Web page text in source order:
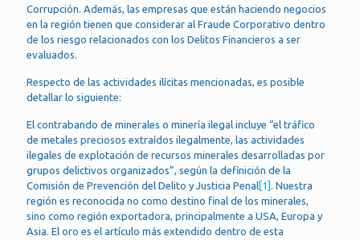
Corrupción. Además, las empresas que están haciendo negocios
en la región tienen que considerar al Fraude Corporativo dentro
de los riesgo relacionados con los Delitos Financieros a ser
evaluados.
Respecto de las actividades ilícitas mencionadas, es posible
detallar lo siguiente:
El contrabando de minerales o minería ilegal incluye “el tráfico
de metales preciosos extraídos ilegalmente, las actividades
ilegales de explotación de recursos minerales desarrolladas por
grupos delictivos organizados”, según la definición de la
Comisión de Prevención del Delito y Justicia Penal[1] . Nuestra
región es reconocida no como destino final de los minerales,
sino como región exportadora, principalmente a USA, Europa y
Asia. El oro es el artículo más extendido dentro de esta